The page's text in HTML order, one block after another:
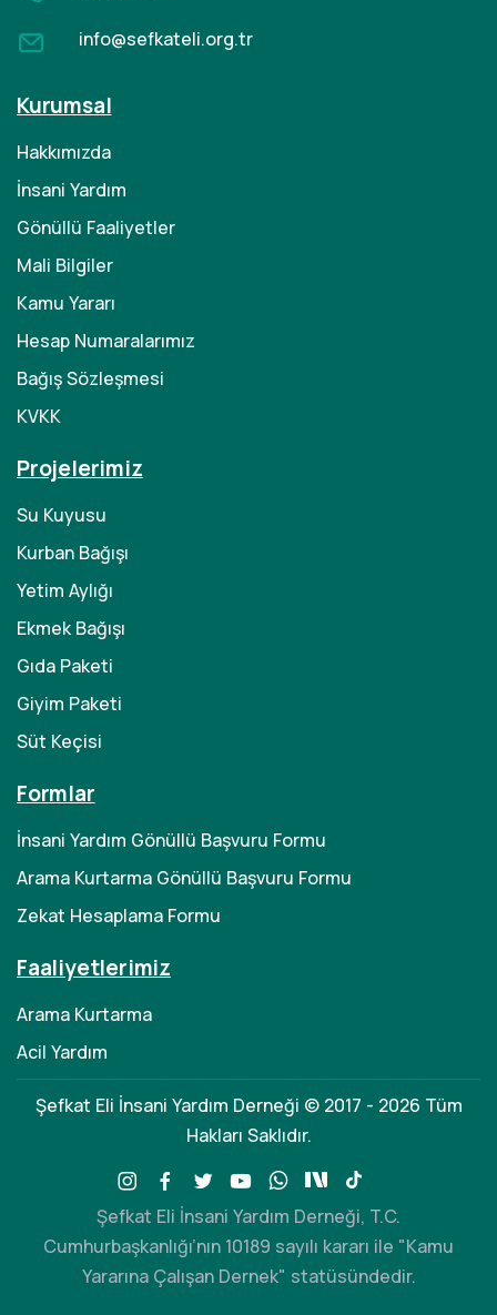
info@sefkateli.org.tr
Kurumsal
Hakkımızda
İnsani Yardım
Gönüllü Faaliyetler
Mali Bilgiler
Kamu Yararı
Hesap Numaralarımız
Bağış Sözleşmesi
KVKK
Projelerimiz
Su Kuyusu
Kurban Bağışı
Yetim Aylığı
Ekmek Bağışı
Gıda Paketi
Giyim Paketi
Süt Keçisi
Formlar
İnsani Yardım Gönüllü Başvuru Formu
Arama Kurtarma Gönüllü Başvuru Formu
Zekat Hesaplama Formu
Faaliyetlerimiz
Arama Kurtarma
Acil Yardım
Şefkat Eli İnsani Yardım Derneği © 2017 - 2026 Tüm
Hakları Saklıdır.
Şefkat Eli İnsani Yardım Derneği, T.C.
Cumhurbaşkanlığı’nın 10189 sayılı kararı ile "Kamu
Yararına Çalışan Dernek" statüsündedir.